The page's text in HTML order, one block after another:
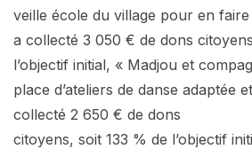
veille école du village pour en
a collecté 3 050 € de dons
l’objectif initial, « Madjou et
place d’ateliers de danse adaptée
collecté 2 650 € de dons
citoyens, soit 133 % de l’objectif